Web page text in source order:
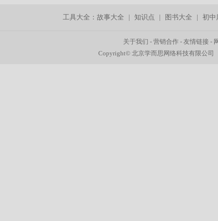
工具大全：故事大全 |知识点 图书大全 |初中
关于我们 -营销合作 -友情链接 -
Copyright© 北京学而思网络科技有限公司